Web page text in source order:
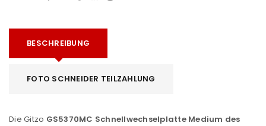
BESCHREIBUNG
FOTO SCHNEIDER TEILZAHLUNG
Die Gitzo GS5370MC Schnellwechselplatte Medium des